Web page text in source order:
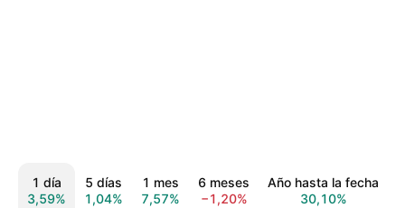
1 día
3,59%
5 días
1,04%
1 mes
7,57%
6 meses
−1,20%
Año hasta la fecha
30,10%